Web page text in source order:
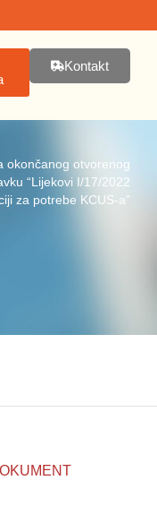
Kontakt
okončanog otvorenog
“Lijekovi I/17/2022
za potrebe KCUS-a”